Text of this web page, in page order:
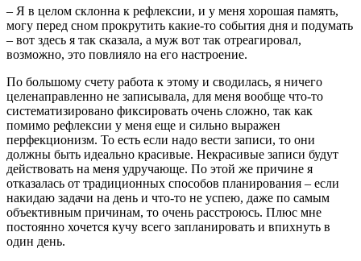
– Я в целом склонна к рефлексии, и у меня хорошая память,
могу перед сном прокрутить какие-то события дня и подумать
– вот здесь я так сказала, а муж вот так отреагировал,
возможно, это повлияло на его настроение.
По большому счету работа к этому и сводилась, я ничего
целенаправленно не записывала, для меня вообще что-то
систематизировано фиксировать очень сложно, так как
помимо рефлексии у меня еще и сильно выражен
перфекционизм. То есть если надо вести записи, то они
должны быть идеально красивые. Некрасивые записи будут
действовать на меня удручающе. По этой же причине я
отказалась от традиционных способов планирования – если
накидаю задачи на день и что-то не успею, даже по самым
объективным причинам, то очень расстроюсь. Плюс мне
постоянно хочется кучу всего запланировать и впихнуть в
один день.